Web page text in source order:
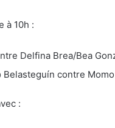
à 10h :
Delfina Brea/Bea
contre
: